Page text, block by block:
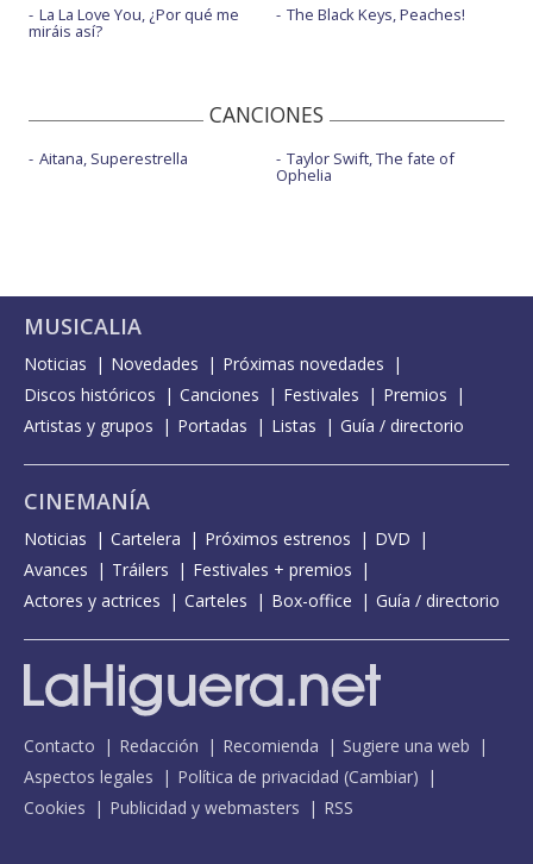
La La Love You, ¿Por qué me
miráis así?
The Black Keys, Peaches!
CANCIONES
Aitana, Superestrella Taylor Swift, The fate of
Ophelia
MUSICALIA
Noticias Novedades
Próximas novedades
Discos históricos
Canciones Festivales
Premios
Artistas y grupos
Portadas Listas Guía / directorio
CINEMANÍA
Noticias Cartelera Próximos estrenos
DVD
Avances
Tráilers
Festivales + premios
Actores y actrices
Carteles Box-office Guía / directorio
Contacto Redacción Recomienda
Sugiere una web
Aspectos legales
Política de privacidad (Cambiar)
Cookies
Publicidad y webmasters RSS